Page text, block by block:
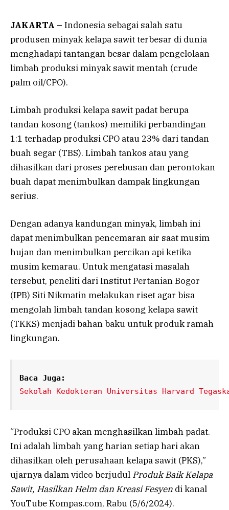
JAKARTA – Indonesia sebagai salah satu
produsen minyak kelapa sawit terbesar di dunia
menghadapi tantangan besar dalam pengelolaan
limbah produksi minyak sawit mentah (crude
palm oil/CPO).
Limbah produksi kelapa sawit padat berupa
tandan kosong (tankos) memiliki perbandingan
1:1 terhadap produksi CPO atau 23% dari tandan
buah segar (TBS). Limbah tankos atau yang
dihasilkan dari proses perebusan dan perontokan
buah dapat menimbulkan dampak lingkungan
serius.
Dengan adanya kandungan minyak, limbah ini
dapat menimbulkan pencemaran air saat musim
hujan dan menimbulkan percikan api ketika
musim kemarau. Untuk mengatasi masalah
tersebut, peneliti dari Institut Pertanian Bogor
(IPB) Siti Nikmatin melakukan riset agar bisa
mengolah limbah tandan kosong kelapa sawit
(TKKS) menjadi bahan baku untuk produk ramah
lingkungan.
Baca Juga:
Sekolah Kedokteran Universitas Harvard
“Produksi CPO akan menghasilkan limbah padat.
Ini adalah limbah yang harian setiap hari akan
dihasilkan oleh perusahaan kelapa sawit (PKS),”
ujarnya dalam video berjudul Produk Baik Kelapa
Sawit, Hasilkan Helm dan Kreasi Fesyen di kanal
YouTube Kompas.com, Rabu (5/6/2024).